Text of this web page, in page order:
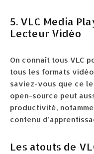
5. VLC Media
Lecteur Vidéo
On connaît tous VLC
tous les formats
saviez-vous que ce
open-source peut
productivité,
contenu
Les atouts de